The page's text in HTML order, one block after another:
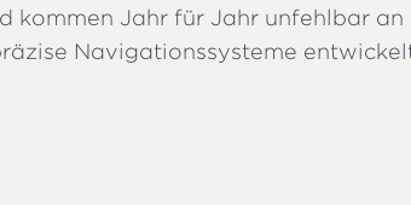
kommen Jahr für Jahr unfehlbar an
Navigationssysteme